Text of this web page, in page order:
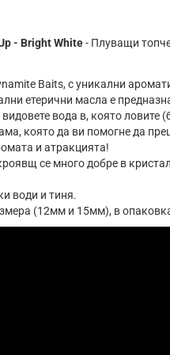
- Bright White- Плуващи
Baits, с уникални
етерични масла е
вода в, която ловите
която да ви помогне да
и атракцията!
се много добре в
води и тиня.
(12мм и 15мм), в